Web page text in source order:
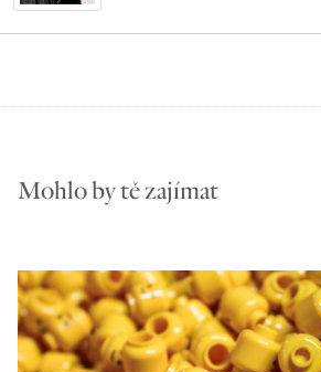
Mohlo by tě zajímat